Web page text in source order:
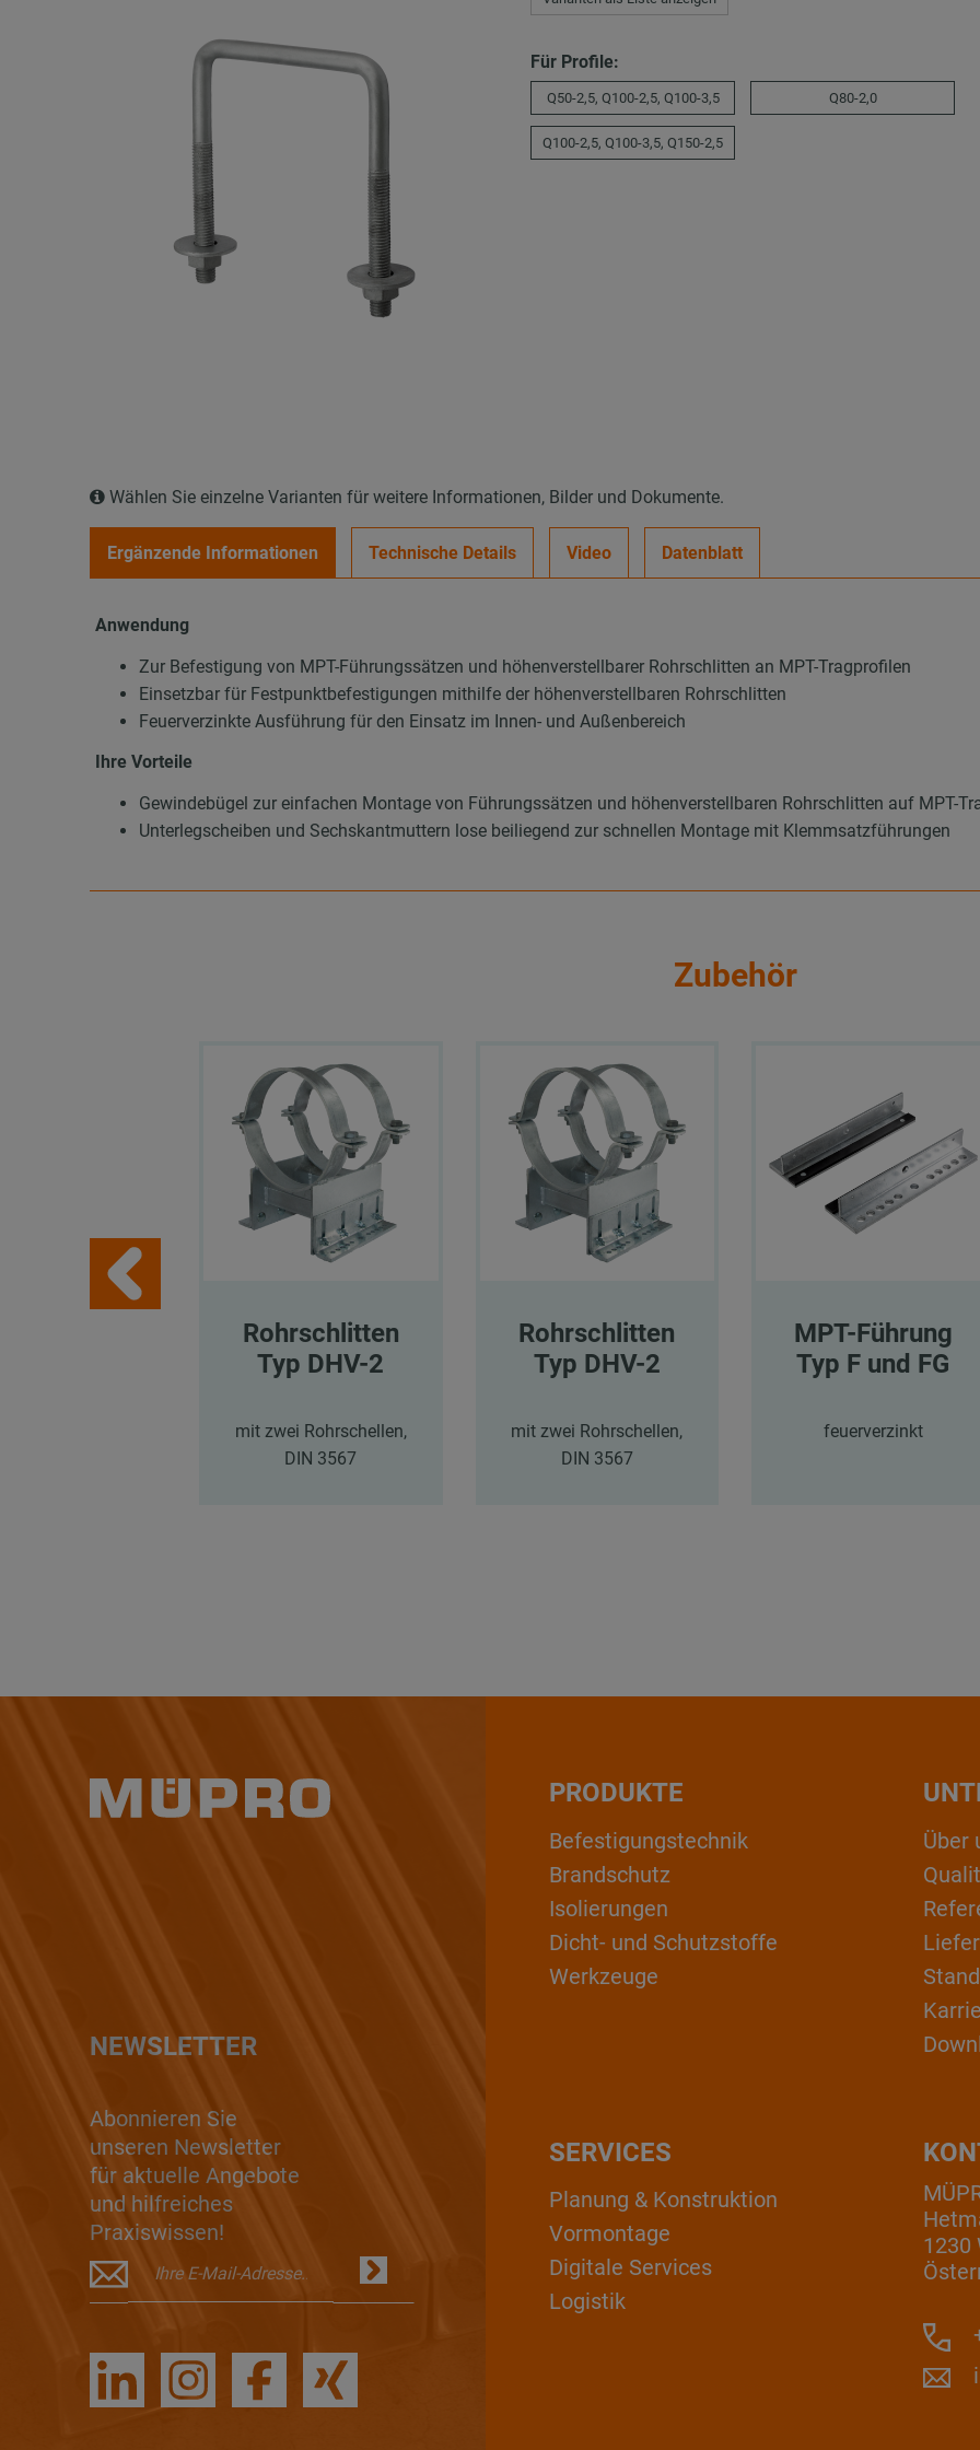
Für Profile:
Q50-2,5, Q100-2,5, Q100-3,5 Q80-2,0
Q100-2,5, Q100-3,5, Q150-2,5
Wählen Sie einzelne Varianten für weitere Informationen, Bilder und Dokumente.
Ergänzende Informationen Technische Details Video Datenblatt
Anwendung
Zur Befestigung von MPT-Führungssätzen und höhenverstellbarer Rohrschlitten an MPT-Tragprofilen
Einsetzbar für Festpunktbefestigungen mithilfe der höhenverstellbaren Rohrschlitten
Feuerverzinkte Ausführung für den Einsatz im Innen- und Außenbereich
Ihre Vorteile
Gewindebügel zur einfachen Montage von Führungssätzen und höhenverstellbaren Rohrschlitten auf MPT-
Unterlegscheiben und Sechskantmuttern lose beiliegend zur schnellen Montage mit Klemmsatzführungen
Zubehör
Rohrschlitten
Typ DHV-2
mit zwei Rohrschellen,
DIN 3567
Rohrschlitten
Typ DHV-2
mit zwei Rohrschellen,
DIN 3567
MPT-Führung
Typ F und FG
feuerverzinkt
NEWSLETTER
Abonnieren Sie
unseren Newsletter
für aktuelle Angebote
und hilfreiches
Praxiswissen!
PRODUKTE
Befestigungstechnik
Brandschutz
Isolierungen
Dicht- und Schutzstoffe
Werkzeuge
Über
1230
SERVICES
Planung & Konstruktion
Vormontage
Digitale Services
Logistik